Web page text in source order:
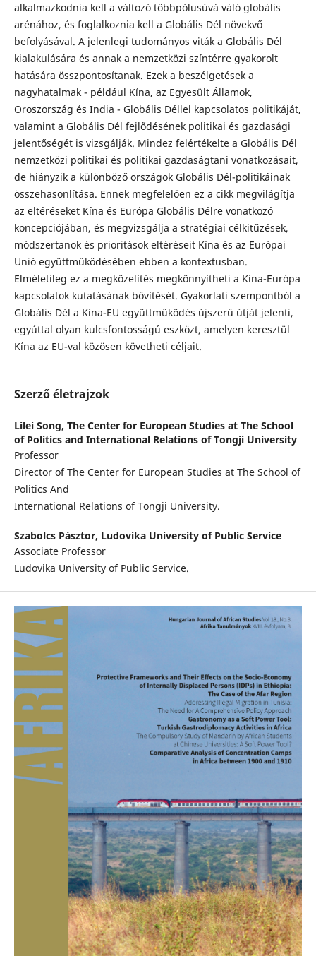
alkalmazkodnia kell a változó többpólusúvá váló globális
arénához, és foglalkoznia kell a Globális Dél növekvő
befolyásával. A jelenlegi tudományos viták a Globális Dél
kialakulására és annak a nemzetközi színtérre gyakorolt
hatására összpontosítanak. Ezek a beszélgetések a
nagyhatalmak - például Kína, az Egyesült Államok,
Oroszország és India - Globális Déllel kapcsolatos politikáját,
valamint a Globális Dél fejlődésének politikai és gazdasági
jelentőségét is vizsgálják. Mindez felértékelte a Globális Dél
nemzetközi politikai és politikai gazdaságtani vonatkozásait,
de hiányzik a különböző országok Globális Dél-politikáinak
összehasonlítása. Ennek megfelelően ez a cikk megvilágítja
az eltéréseket Kína és Európa Globális Délre vonatkozó
koncepciójában, és megvizsgálja a stratégiai célkitűzések,
módszertanok és prioritások eltéréseit Kína és az Európai
Unió együttműködésében ebben a kontextusban.
Elméletileg ez a megközelítés megkönnyítheti a Kína-Európa
kapcsolatok kutatásának bővítését. Gyakorlati szempontból a
Globális Dél a Kína-EU együttműködés újszerű útját jelenti,
egyúttal olyan kulcsfontosságú eszközt, amelyen keresztül
Kína az EU-val közösen követheti céljait.
Szerző életrajzok
Lilei Song, The Center for European Studies at The School
of Politics and International Relations of Tongji University
Professor
Director of The Center for European Studies at The School of
Politics And
International Relations of Tongji University.
Szabolcs Pásztor, Ludovika University of Public Service
Associate Professor
Ludovika University of Public Service.